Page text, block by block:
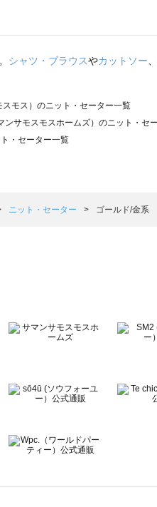
シャツ・ブラウスやカットソー
モス）のニット・セーター一覧
サモスモスホームズ）のニット・セ
・セーター一覧
ツハルバイサマンサモスモス）のニ
サモスモス ラーゴム）のニット・セ
ルー）のニット・セーター一覧
ニット・セーター一覧
ニット・セーター ゴールド/金系